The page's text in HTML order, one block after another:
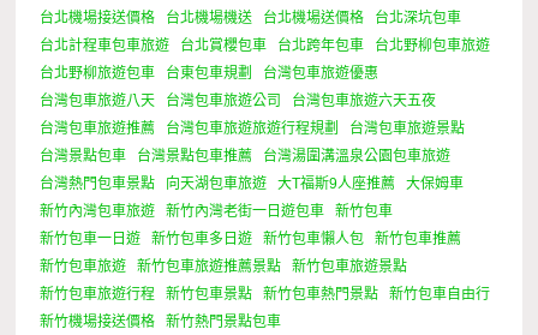
台北機場接送價格
台北機場機送 台北機場送價格
台北深坑包車
台北計程車包車旅遊
台北賞櫻包車 台北跨年包車
台北野柳包車旅遊
台北野柳旅遊包車
台東包車規劃
台灣包車旅遊優惠
台灣包車旅遊八天
台灣包車旅遊公司
台灣包車旅遊六天五夜
台灣包車旅遊推薦
台灣包車旅遊旅遊行程規劃
台灣包車旅遊景點
台灣景點包車
台灣景點包車推薦
台灣湯圍溝溫泉公園包車旅遊
台灣熱門包車景點
向天湖包車旅遊 大T福斯9人座推薦
大保姆車
新竹內灣包車旅遊
新竹內灣老街一日遊包車
新竹包車
新竹包車一日遊
新竹包車多日遊 新竹包車懶人包
新竹包車推薦
新竹包車旅遊
新竹包車旅遊推薦景點
新竹包車旅遊景點
新竹包車旅遊行程
新竹包車景點 新竹包車熱門景點
新竹包車自由行
新竹機場接送價格
新竹熱門景點包車